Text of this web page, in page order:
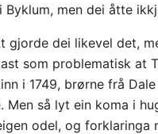
Byklum, men dei åtte
gjorde dei likevel det,
som problematisk at
i 1749, brørne frå
Men så lyt ein koma i
odel, og forklaringa